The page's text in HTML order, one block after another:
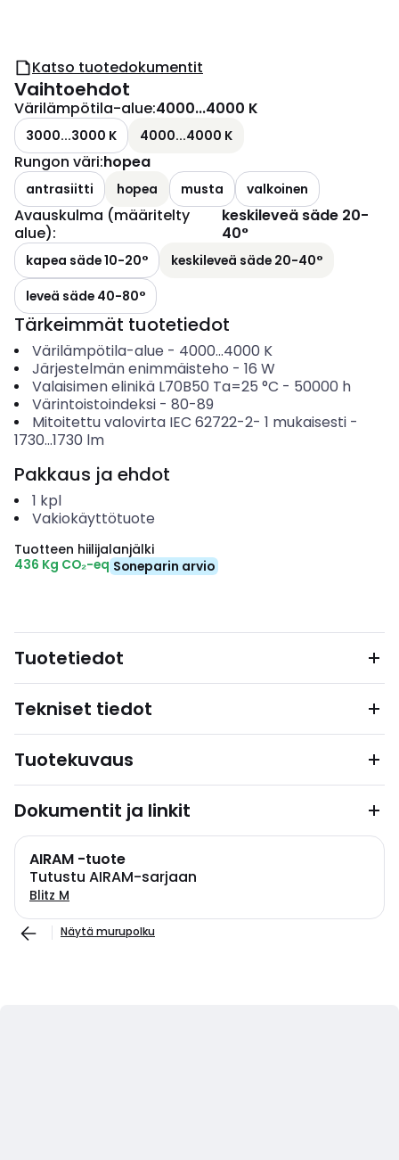
Katso tuotedokumentit
Vaihtoehdot
Värilämpötila-alue:4000...4000 K
3000...3000 K 4000...4000 K
Rungon väri:hopea
antrasiitti hopea musta valkoinen
Avauskulma (määritelty
alue):
keskileveä säde 20-
40°
kapea säde 10-20°
keskileveä säde 20-40°
leveä säde 40-80°
Tärkeimmät tuotetiedot
Värilämpötila-alue - 4000...4000 K
Järjestelmän enimmäisteho - 16 W
Valaisimen elinikä L70B50 Ta=25 °C - 50000 h
Värintoistoindeksi- 80-89
Mitoitettu valovirta IEC 62722-2- 1 mukaisesti-
1730...1730 lm
Pakkaus ja ehdot
1 kpl
Vakiokäyttötuote
Tuotteen hiilijalanjälki
436 Kg CO₂-eq Soneparin arvio
Tuotetiedot
Tekniset tiedot
Tuotekuvaus
Dokumentit ja linkit
AIRAM -tuote
Tutustu AIRAM-sarjaan
Blitz M
Näytä murupolku